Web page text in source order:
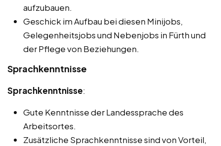
aufzubauen.
Geschick im Aufbau bei diesen Minijobs,
Gelegenheitsjobs und Nebenjobs in Fürth und
der Pflege von Beziehungen.
Sprachkenntnisse
Sprachkenntnisse:
Gute Kenntnisse der Landessprache des
Arbeitsortes.
Zusätzliche Sprachkenntnisse sind von Vorteil,